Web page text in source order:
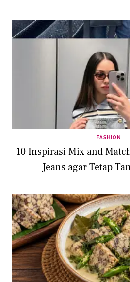
FASHION
10 Inspirasi Mix and
Jeans agar Tetap